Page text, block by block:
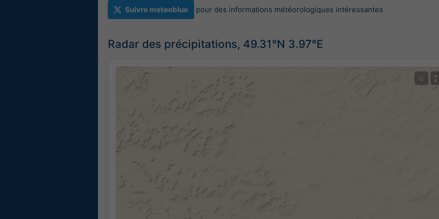
Suivre meteoblue pour des informations météorologiques intéressantes
Radar des précipitations, 49.31°N 3.97°E
©